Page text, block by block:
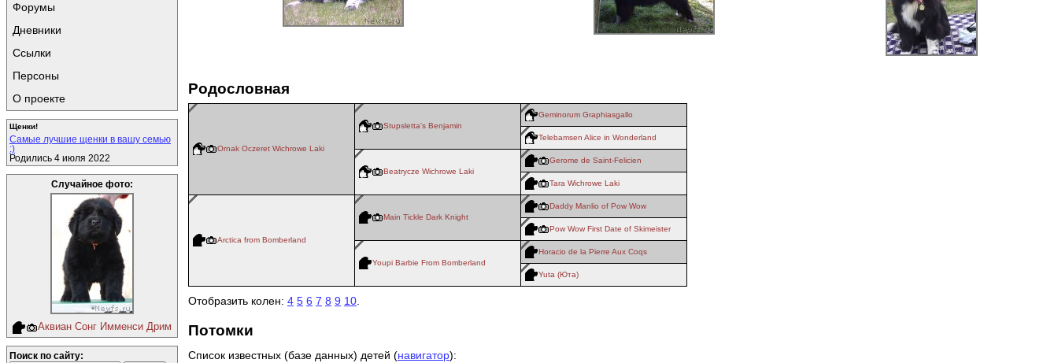
Форумы
Дневники
Ссылки
Персоны
О проекте
Щенки!
Самые лучшие щенки в вашу семью
:)
Родились 4 июля 2022
Случайное фото:
Аквиан Сонг Имменси Дрим
Поиск по сайту:
Родословная
Ornak Oczeret Wichrowe Laki
Stupsletta's Benjamin
Geminorum Graphiasgallo
Telebamsen Alice in Wonderland
Beatrycze Wichrowe Laki
Gerome de Saint-Felicien
Tara Wichrowe Laki
Arctica from Bomberland
Main Tickle Dark Knight
Daddy Manlio of Pow Wow
Pow Wow First Date of Skimeister
Youpi Barbie From Bomberland
Horacio de la Pierre Aux Coqs
Yuta (Юта)
Отобразить колен: 4 5 6 7 8 9 10.
Потомки
Список известных (базе данных) детей (навигатор):